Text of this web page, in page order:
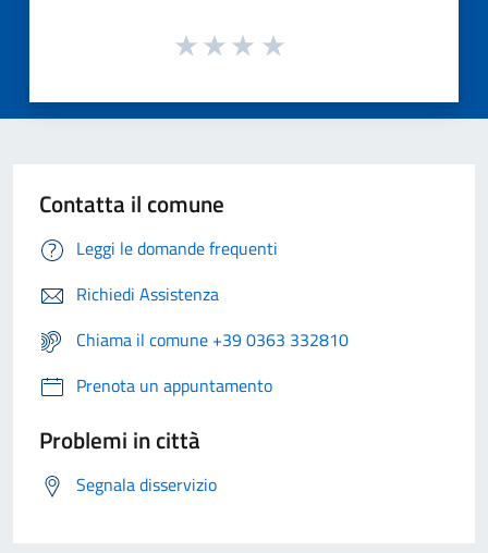
Contatta il comune
Leggi le domande frequenti
Richiedi Assistenza
Chiama il comune +39 0363 332810
Prenota un appuntamento
Problemi in città
Segnala disservizio